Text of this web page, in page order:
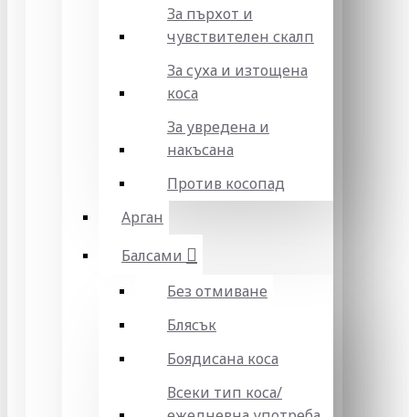
За пърхот и
чувствителен скалп
За суха и изтощена
коса
За увредена и
накъсана
Против косопад
Арган
Балсами
Без отмиване
Блясък
Боядисана коса
Всеки тип коса/